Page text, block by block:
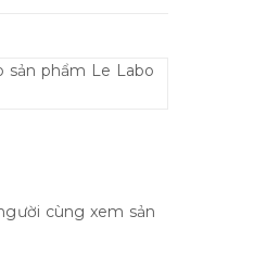
cùng xem sản